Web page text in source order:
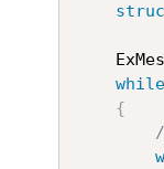
while
{